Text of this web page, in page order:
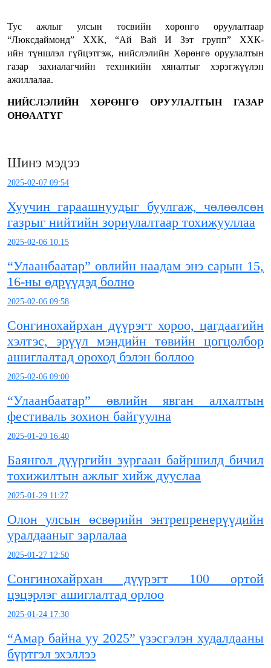
Тус ажлыг улсын төсвийн хөрөнгө оруулалтаар
“Люксдаймонд” ХХК, “Ай Вай И Зэт групп” ХХК-
ийн түншлэл гүйцэтгэж, нийслэлийн Хөрөнгө оруулалтын
газар захиалагчийн техникийн хяналтыг хэрэгжүүлэн
ажиллалаа.
НИЙСЛЭЛИЙН ХӨРӨНГӨ ОРУУЛАЛТЫН ГАЗАР
ОНӨААТҮГ
Шинэ мэдээ
2025-02-07 09:54
Хуучин гараашнуудыг буулгаж, чөлөөлсөн
газрыг нийтийн зориулалтаар тохижууллаа
2025-02-06 10:15
“Улаанбаатар” өвлийн наадам энэ сарын 15,
16-ны өдрүүдэд болно
2025-02-06 09:58
Сонгинохайрхан дүүрэгт хороо, цагдаагийн
хэлтэс, эрүүл мэндийн төвийн цогцолбор
ашиглалтад ороход бэлэн боллоо
2025-02-06 09:00
“Улаанбаатар” өвлийн явган алхалтын
фестиваль зохион байгуулна
2025-01-29 16:40
Баянгол дүүргийн зургаан байршилд бичил
тохижилтын ажлыг хийж дууслаа
2025-01-29 11:27
Олон улсын өсвөрийн энтрепренерүүдийн
уралдааныг зарлалаа
2025-01-27 12:50
Сонгинохайрхан дүүрэгт 100 ортой
цэцэрлэг ашиглалтад орлоо
2025-01-24 17:30
“Амар байна уу 2025” үзэсгэлэн худалдааны
бүртгэл эхэллээ